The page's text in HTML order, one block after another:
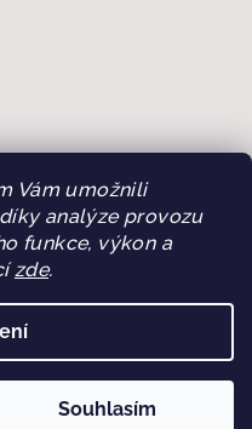
Vám umožnili
analýze provozu
funkce, výkon a
zde.
Souhlasím
cookies